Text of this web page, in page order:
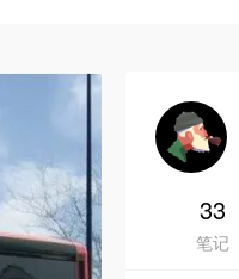
33
笔记